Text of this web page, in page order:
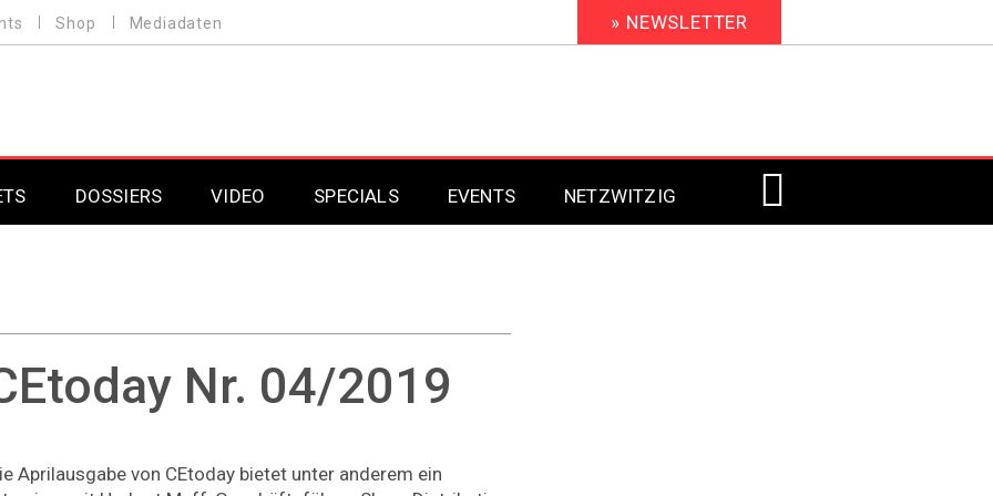
Shop Mediadaten » NEWSLETTER
DOSSIERS
Smarthome
VIDEO SPECIALS
Professional AV & Digital Signage 2021
Professional AV & Digital Signage 2019
EVENTS NETZWITZIG
Nr. 04/2019
Aprilausgabe von CEtoday bietet unter anderem ein